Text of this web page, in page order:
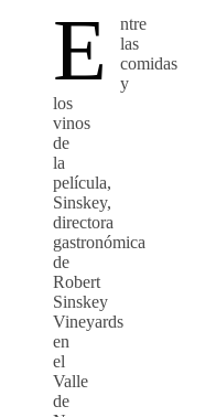
E
ntre
las
comidas
y
los
vinos
de
la
película,
Sinskey,
directora
gastronómica
de
Robert
Sinskey
Vineyards
en
el
Valle
de